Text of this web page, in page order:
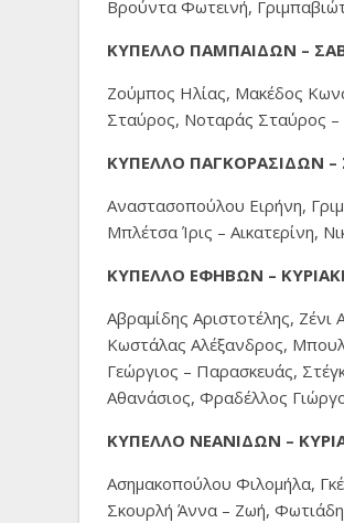
Βρούντα Φωτεινή,
ΚΥΠΕΛΛΟ ΠΑΜΠΑΙΔΩΝ –
Ζούμπος Ηλίας, Μακέδος
Σταύρος, Νοταράς Σταύρος –
ΚΥΠΕΛΛΟ ΠΑΓΚΟΡΑΣΙΔΩΝ –
Αναστασοπούλου Ειρήνη,
Μπλέτσα Ίρις – Αικατερίνη,
ΚΥΠΕΛΛΟ ΕΦΗΒΩΝ –
Αβραμίδης Αριστοτέλης,
Κωστάλας Αλέξανδρος,
Γεώργιος – Παρασκευάς,
Αθανάσιος, Φραδέλλος
ΚΥΠΕΛΛΟ ΝΕΑΝΙΔΩΝ –
Ασημακοπούλου Φιλομήλα,
Σκουρλή Άννα – Ζωή,